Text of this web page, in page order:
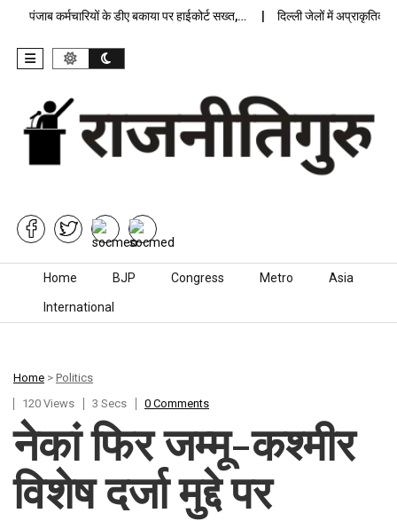
पंजाब कर्मचारियों के डीए बकाया पर हाईकोर्ट सख्त,… दिल्ली जेलों में अप्राकृतिक मौत
Skip to content
Home BJP Congress Metro Asia
International
Home > Politics
120 Views
3 Secs 0 Comments
नेकां फिर जम्मू-कश्मीर
विशेष दर्जा मुद्दे पर